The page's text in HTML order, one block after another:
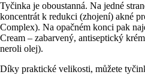
Tyčinka je oboustanná. Na jedné
koncentrát k redukci (zhojení) akné
Complex). Na opačném konci pak
Cream – zabarvený, antiseptický
neroli olej).
Díky praktické velikosti, můžete